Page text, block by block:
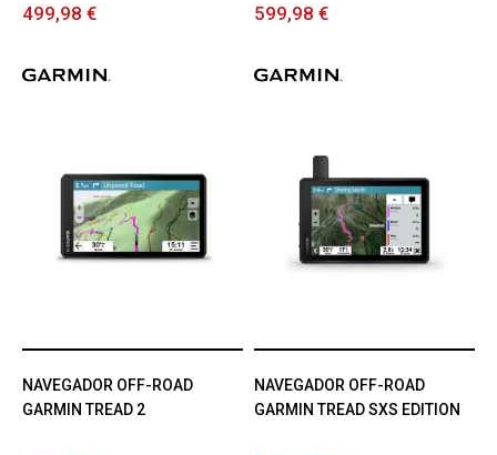
499,98 € 599,98 €
NAVEGADOR OFF-ROAD
GARMIN TREAD 2
NAVEGADOR OFF-ROAD
GARMIN TREAD SXS EDITION